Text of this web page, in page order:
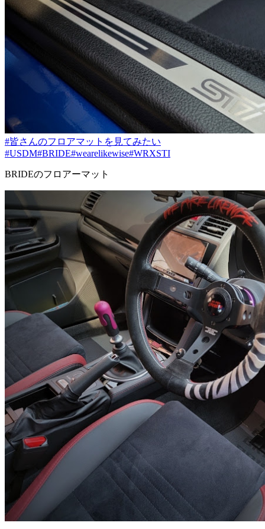
#皆さんのフロアマットを見てみたい
#USDM#BRIDE#wearelikewise#WRXSTI
BRIDEのフロアーマット